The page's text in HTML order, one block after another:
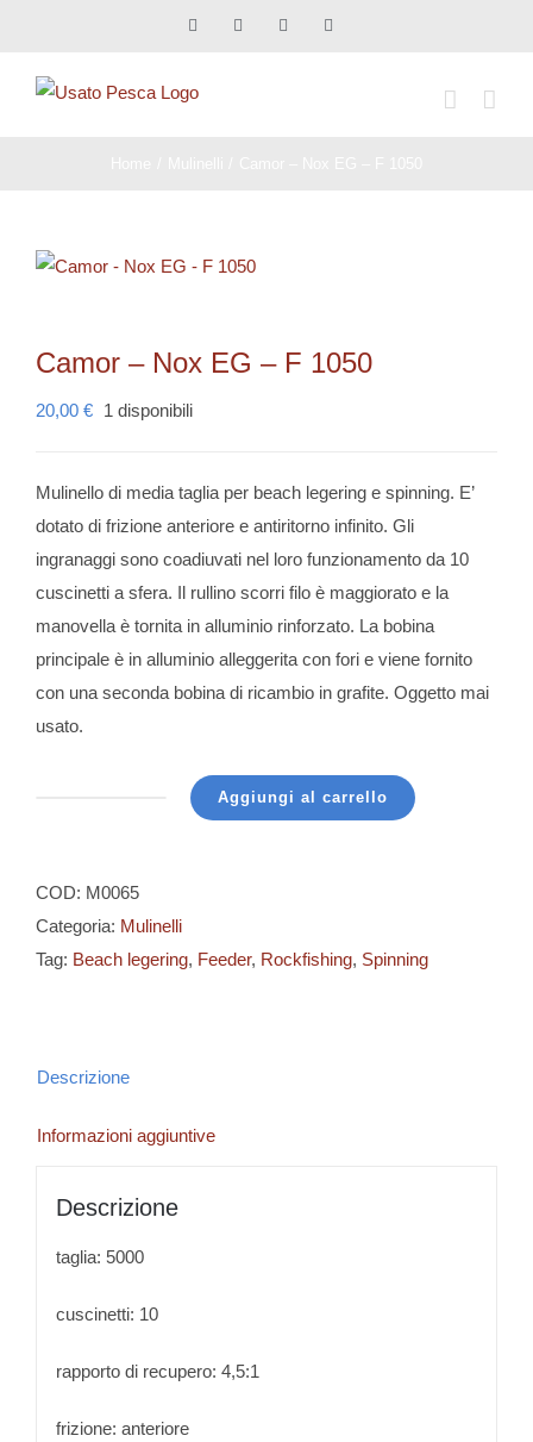
contenuto
Facebook Instagram
Camor – Nox EG – F 1050
20,00 € 1 disponibili
Mulinello di media taglia per beach legering e spinning. E’
dotato di frizione anteriore e antiritorno infinito. Gli
ingranaggi sono coadiuvati nel loro funzionamento da 10
cuscinetti a sfera. Il rullino scorri filo è maggiorato e la
manovella è tornita in alluminio rinforzato. La bobina
principale è in alluminio alleggerita con fori e viene fornito
con una seconda bobina di ricambio in grafite. Oggetto mai
usato.
Aggiungi al carrello
COD: M0065
Categoria: Mulinelli
Tag: Beach legering, Feeder, Rockfishing, Spinning
Descrizione
Informazioni aggiuntive
Descrizione
taglia: 5000
cuscinetti: 10
rapporto di recupero: 4,5:1
frizione: anteriore